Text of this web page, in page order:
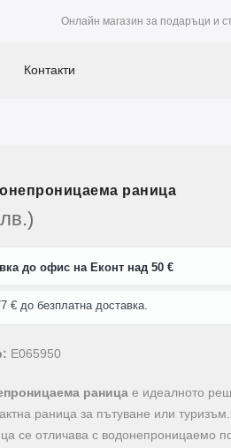
Онлайн магазин за подаръци и
Контакти
раница
лв.)
до офис на Еконт над 50 €
€ до безплатна доставка.
E065950
раница е идеалното
раница за пътуване или
се отличава с водонепроницаемо